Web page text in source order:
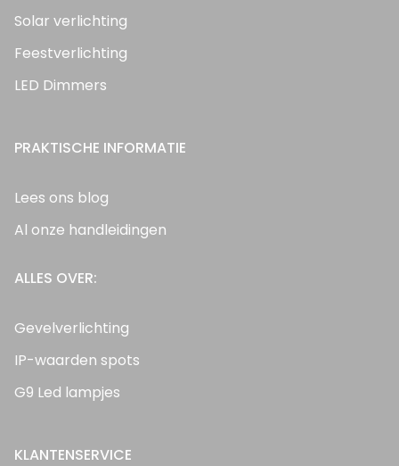
Solar verlichting
Feestverlichting
LED Dimmers
PRAKTISCHE INFORMATIE
Lees ons blog
Al onze handleidingen
ALLES OVER:
Gevelverlichting
IP-waarden spots
G9 Led lampjes
KLANTENSERVICE